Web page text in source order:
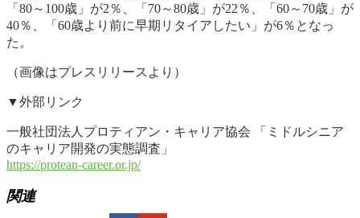
「80～100歳」が2％、「70～80歳」が22％、「60～70歳」が
40％、「60歳より前に早期リタイアしたい」が6％となっ
た。
（画像はプレスリリースより）
▼外部リンク
一般社団法人プロティアン・キャリア協会 「ミドルシニア
のキャリア開発の実態調査」
https://protean-career.or.jp/
関連